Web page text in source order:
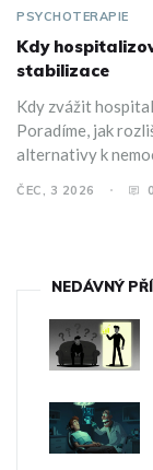
PSYCHOTERAPIE
Kdy
stabilizace
Kdy zvážit
Poradíme, jak
alternativy k
ČEC, 3 2026 0
NEDÁVNÝ